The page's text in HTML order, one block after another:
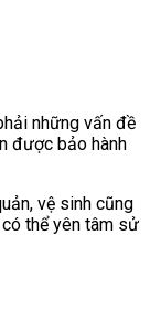
những vấn đề
được bảo hành
vệ sinh cũng
thể yên tâm sử